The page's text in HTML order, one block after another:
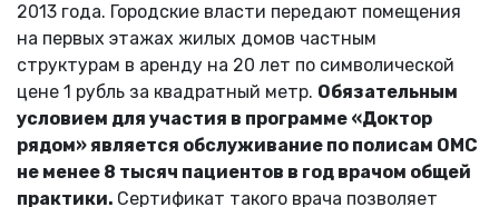
2013 года. Городские власти передают помещения
на первых этажах жилых домов частным
структурам в аренду на 20 лет по символической
цене 1 рубль за квадратный метр. Обязательным
условием для участия в программе «Доктор
рядом» является обслуживание по полисам ОМС
не менее 8 тысяч пациентов в год врачом общей
практики. Сертификат такого врача позволяет